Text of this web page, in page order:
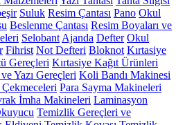
Suluk Resim Çantası Pano Okul
Beslenme Çantası Resim Boyaları ve
Selobant Ajanda Defter Okul
Fihrist Not Defteri Bloknot Kırtasiye
Gereçleri Kırtasiye Kağıt Ürünleri
Yazı Gereçleri Koli Bandı Makinesi
Çekmeceleri Para Sayma Makineleri
İmha Makineleri Laminasyon
Temizlik Gereçleri ve